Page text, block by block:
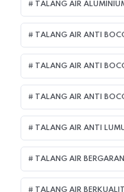
TALANG AIR
TALANG AIR ANTI
TALANG AIR ANTI
TALANG AIR ANTI
TALANG AIR ANTI
TALANG AIR
TALANG AIR